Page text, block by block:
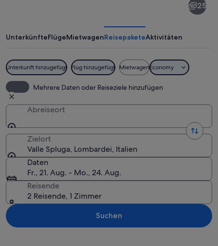
25
UnterkünfteFlügeMietwagenReisepaketeAktivitäten
Unterkunft hinzugefügt Flug hinzugefügt MietwagenEconomy
Mehrere Daten oder Reiseziele hinzufügen
Abreiseort
Zielort
Valle Spluga, Lombardei, Italien
Daten
Fr., 21. Aug. - Mo., 24. Aug.
Reisende
2 Reisende, 1 Zimmer
Suchen